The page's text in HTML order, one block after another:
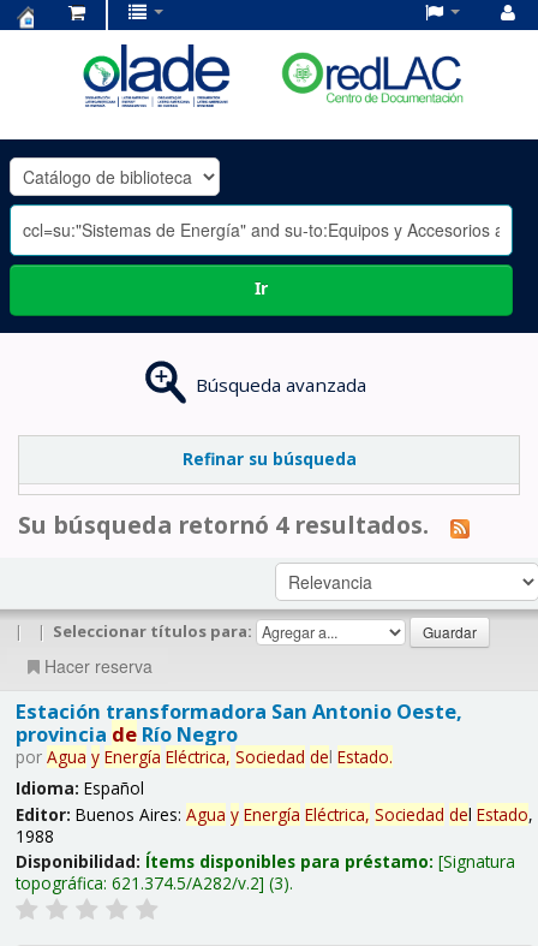
OLADE
-
Ir
Búsqueda avanzada
Refinar su búsqueda
Su búsqueda retornó 4 resultados.
| | Seleccionar títulos para:
Hacer reserva
Estación transformadora San Antonio Oeste,
provincia deRío Negro
por Agua y Energía Eléctrica, Sociedad del Estado.
Idioma: Español
Editor: Buenos Aires: Agua y Energía Eléctrica, Sociedad del Estado,
1988
Disponibilidad: Ítems disponibles para préstamo: Signatura
topográfica: 621.374.5/A282/v.2 (3).